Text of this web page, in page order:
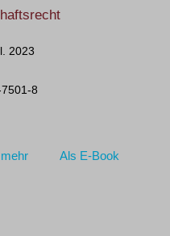
2023
8
mehr Als E-Book